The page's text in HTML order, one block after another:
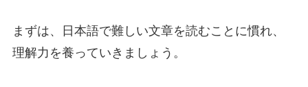
まずは、日本語で難しい文章を読むことに慣れ、
理解力を養っていきましょう。